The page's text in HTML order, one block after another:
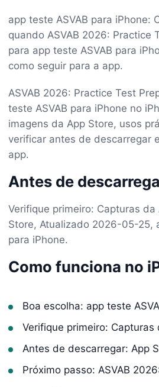
app teste ASVAB para iPhone:
quando ASVAB 2026: Practice
para app teste ASVAB para
como seguir para a app.
ASVAB 2026: Practice Test
teste ASVAB para iPhone no
imagens da App Store, usos
verificar antes de descarregar
app.
Antes de
Verifique primeiro: Capturas da
Store, Atualizado 2026-05-25,
para iPhone.
Como funciona no
Boa escolha: app teste
Verifique primeiro: Capturas
Antes de descarregar: App
Próximo passo: ASVAB